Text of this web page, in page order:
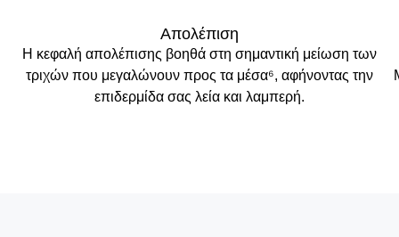
Απολέπιση
Η κεφαλή απολέπισης βοηθά στη σημαντική μείωση των
τριχών που μεγαλώνουν προς τα μέσα⁶, αφήνοντας την
επιδερμίδα σας λεία και λαμπερή.